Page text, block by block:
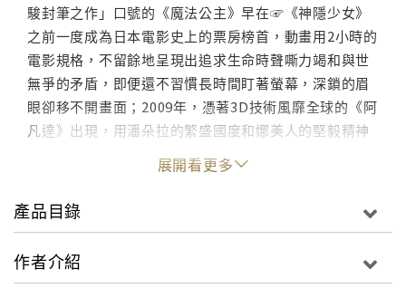
駿封筆之作」口號的《魔法公主》早在☞《神隱少女》
之前一度成為日本電影史上的票房榜首，動畫用2小時的
電影規格，不留餘地呈現出追求生命時聲嘶力竭和與世
無爭的矛盾，即便還不習慣長時間盯著螢幕，深鎖的眉
眼卻移不開畫面；2009年，憑著3D技術風靡全球的《阿
凡達》出現，用潘朵拉的繁盛國度和娜美人的堅毅精神
來致敬12年前的山獸神森林，讓觀眾對於《魔法公主》
和自然世界有了更立體的印象。
"
展開看更多
產品目錄
作者介紹